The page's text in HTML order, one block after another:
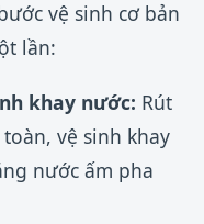
vệ sinh cơ bản
lần:
khay nước: Rút
vệ sinh khay
nước ấm pha